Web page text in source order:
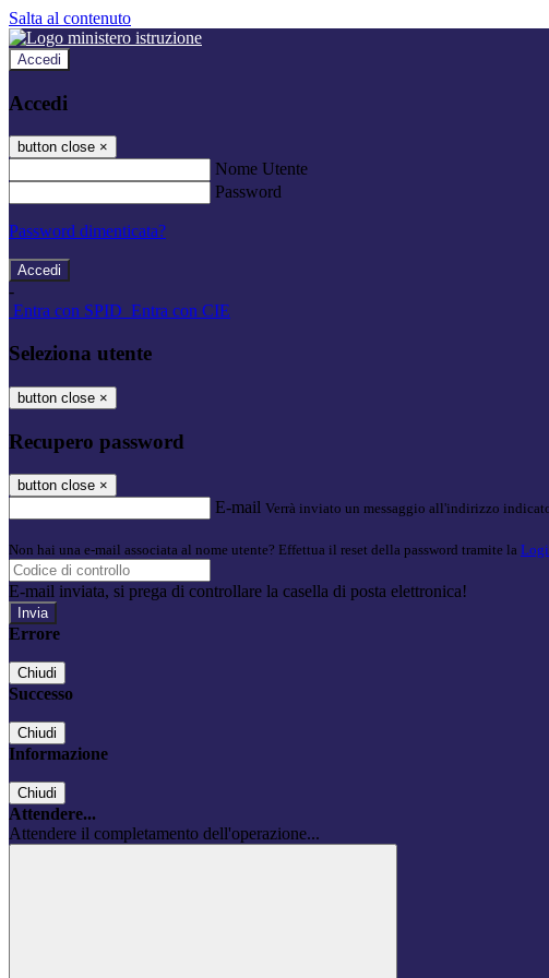
Salta al contenuto
Accedi
Accedi
button close ×
Nome Utente
Password
Password dimenticata?
-
Entra con SPID Entra con CIE
Seleziona utente
button close ×
Recupero password
button close ×
E-mail Verrà inviato un messaggio all'indirizzo
Non hai una e-mail associata al nome utente? Effettua il reset della password tramite la
E-mail inviata, si prega di controllare la casella di posta elettronica!
Errore
Chiudi
Successo
Chiudi
Informazione
Chiudi
Attendere...
Attendere il completamento dell'operazione...